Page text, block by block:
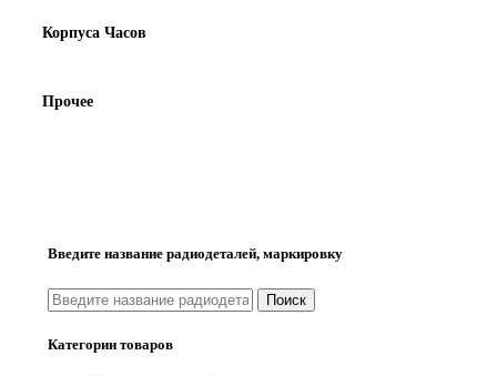
Корпуса Часов
Прочее
Введите название радиодеталей, маркировку
Поиск
Категории товаров